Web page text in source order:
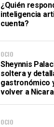
¿Quién
inteligencia
cuenta?
OCIO
Sheynnis
soltera y
gastronómico
volver a
OCIO